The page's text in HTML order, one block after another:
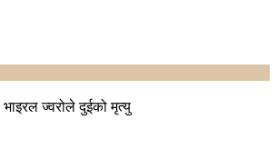
भाइरल ज्वरोले दुईको मृत्यु